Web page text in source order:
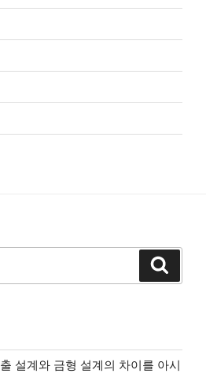
설계와 금형 설계의 차이를 아시